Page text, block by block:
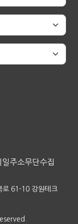
일주소무단수집
로 61-10 강원테크